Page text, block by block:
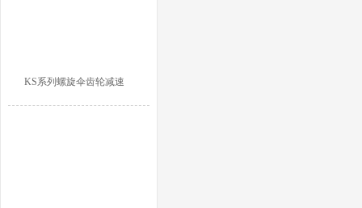
KS系列螺旋伞齿轮减速